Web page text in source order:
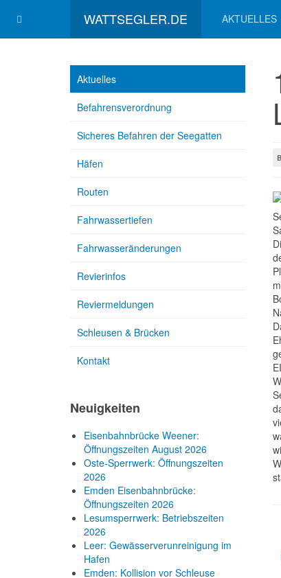
WATTSEGLER.DE AKTUELLES
Aktuelles
Befahrensverordnung
Sicheres Befahren der Seegatten
Häfen
Routen
Fahrwassertiefen
Fahrwasseränderungen
Revierinfos
Reviermeldungen
Schleusen & Brücken
Kontakt
Neuigkeiten
Eisenbahnbrücke Weener:
Öffnungszeiten August 2026
Oste-Sperrwerk: Öffnungszeiten
2026
Emden Eisenbahnbrücke:
Öffnungszeiten 2026
Lesumsperrwerk: Betriebszeiten
2026
Leer: Gewässerverunreinigung im
Hafen
Emden: Kollision vor Schleuse